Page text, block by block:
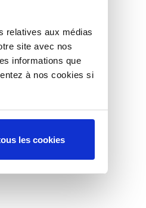
relatives aux médias
site avec nos
informations que
à nos cookies si
les cookies